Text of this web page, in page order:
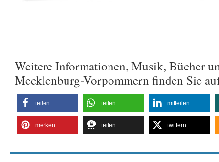
Weitere Informationen, Musik, Bücher
Mecklenburg-Vorpommern finden Sie
teilen teilen mitteilen
merken teilen twittern